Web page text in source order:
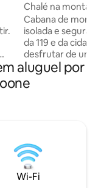
e
Chalé na
McCoy
Cabana de
isolada e segura
da 119 e da cidade
desfrutar de um
tranquilo, onde
as chamadas da
redor. Esses
Outlaw. Temos
trailers no topo
fluxo de caiaque
distância de carro.
aluguel por
Wi-Fi